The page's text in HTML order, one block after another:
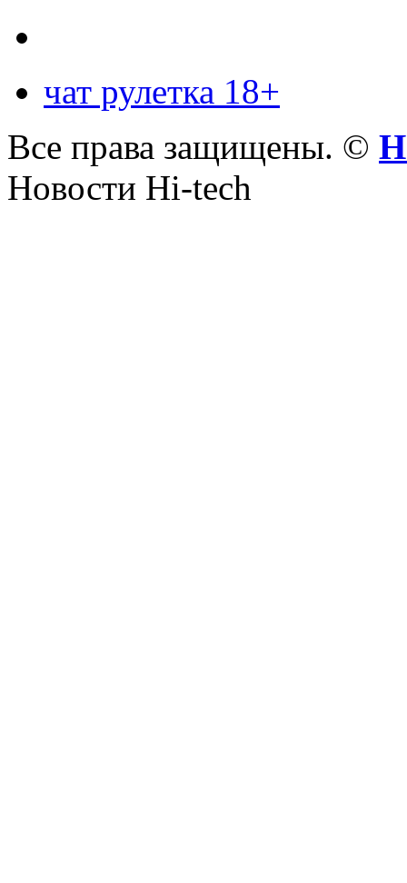
чат рулетка 18+
Все права защищены. ©
Новости Hi-tech